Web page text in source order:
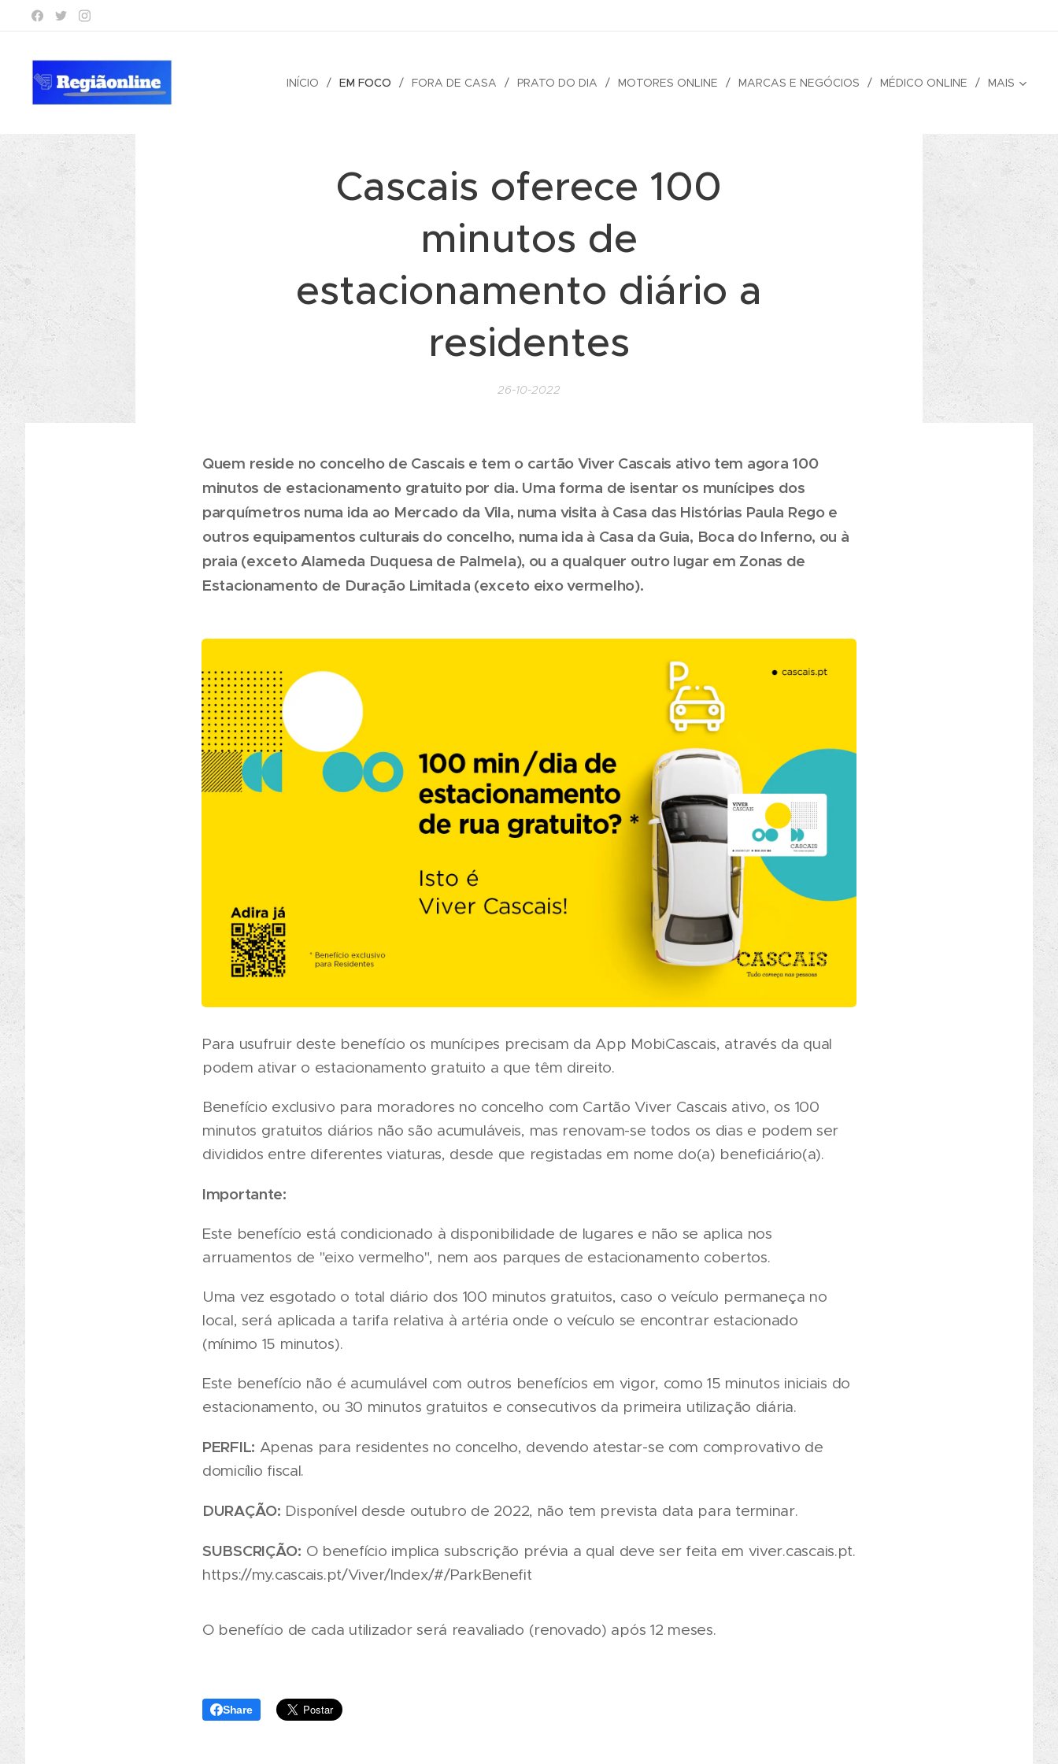
INÍCIO EM FOCO FORA DE CASA PRATO DO DIA MOTORES ONLINE MARCAS E NEGÓCIOS MÉDICO ONLINE MAIS
Cascais oferece 100
minutos de
estacionamento diário a
residentes
26-10-2022
Quem reside no concelho de Cascais e tem o cartão Viver Cascais ativo tem agora 100
minutos de estacionamento gratuito por dia. Uma forma de isentar os munícipes dos
parquímetros numa ida ao Mercado da Vila, numa visita à Casa das Histórias Paula Rego e
outros equipamentos culturais do concelho, numa ida à Casa da Guia, Boca do Inferno, ou à
praia (exceto Alameda Duquesa de Palmela), ou a qualquer outro lugar em Zonas de
Estacionamento de Duração Limitada (exceto eixo vermelho).
Para usufruir deste benefício os munícipes precisam da App MobiCascais, através da qual
podem ativar o estacionamento gratuito a que têm direito.
Benefício exclusivo para moradores no concelho com Cartão Viver Cascais ativo, os 100
minutos gratuitos diários não são acumuláveis, mas renovam-se todos os dias e podem ser
divididos entre diferentes viaturas, desde que registadas em nome do(a) beneficiário(a).
Importante:
Este benefício está condicionado à disponibilidade de lugares e não se aplica nos
arruamentos de "eixo vermelho", nem aos parques de estacionamento cobertos.
Uma vez esgotado o total diário dos 100 minutos gratuitos, caso o veículo permaneça no
local, será aplicada a tarifa relativa à artéria onde o veículo se encontrar estacionado
(mínimo 15 minutos).
Este benefício não é acumulável com outros benefícios em vigor, como 15 minutos iniciais do
estacionamento, ou 30 minutos gratuitos e consecutivos da primeira utilização diária.
PERFIL: Apenas para residentes no concelho, devendo atestar-se com comprovativo de
domicílio fiscal.
DURAÇÃO: Disponível desde outubro de 2022, não tem prevista data para terminar.
SUBSCRIÇÃO: O benefício implica subscrição prévia a qual deve ser feita em viver.cascais.pt.
https://my.cascais.pt/Viver/Index/#/ParkBenefit
O benefício de cada utilizador será reavaliado (renovado) após 12 meses.
Share